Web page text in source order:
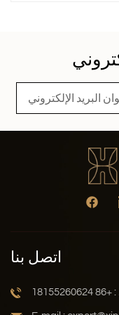
ساحر بفضل ملمسه
أصبح دورق الزجاج
شفافيته العالية لا
تتيح أيضًا الاستمتاع
مادة زجاج الكريستال
الأحمر صُممت قارورة
العريضة وعنقها
الأحمر الطازج
والتوابل، ويصبح
أكثر نعومةً وتناغمًا على الحنك. مزايا مجموعات دورق
ومجموعة دوارق
النبيذ الأحمر من xinghuo Glass تعريف تجربة تذوق النبيذ من
اتصل بنا